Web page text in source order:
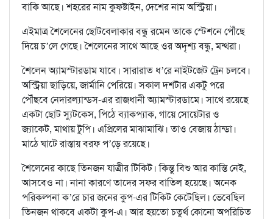
বাকি আছে। শহরের নাম কুফষ্টাইন, দেশের নাম অস্ট্রিয়া।
এইমাত্র শৈলেনের ছোটবেলাকার বন্ধু রমেন তাকে স্টেশনে পৌঁছে
দিয়ে চ’লে গেছে। শৈলেনের সাথে আছে ওর অদৃশ‍্য বন্ধু, মন্থরা।
শৈলেন অ‍্যামস্টারডাম যাবে। সারারাত ধ’রে নাইটজেট ট্রেন চলবে।
অস্ট্রিয়া ছাড়িয়ে, জার্মানি পেরিয়ে। সকাল দশটার একটু পরে
পৌঁছবে নেদারল্যান্ডস-এর রাজধানী অ‍্যামস্টারডামে। সাথে রয়েছে
একটা ছোট স‍্যুটকেস, পিঠে ব‍্যাকপ‍্যাক, গায়ে সোয়েটার ও
জ‍্যাকেট, মাথায় টুপি। এপ্রিলের মাঝামাঝি। তাও বেজায় ঠান্ডা।
মাঠে ঘাটে রাস্তায় বরফ প’ড়ে রয়েছে।
শৈলেনের কাছে তিনজন যাত্রীর টিকিট। কিন্তু বিশু আর কান্তি নেই,
আসবেও না। নানা কারণে তাদের সফর বাতিল হয়েছে। অনেক
পরিকল্পনা ক’রে চার জনের কুপ-এর টিকিট কেটেছিল। ভেবেছিল
তিনজন থাকবে একটা কুপ‍-এ। আর হয়তো চতুর্থ কোনো অপরিচিত